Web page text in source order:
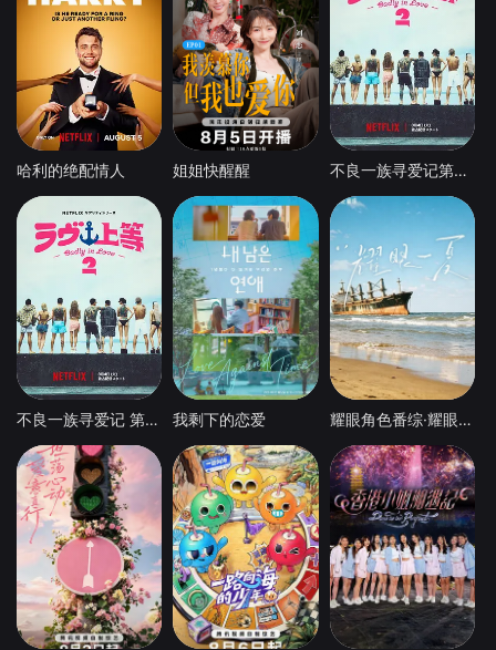
哈利的绝配情人 姐姐快醒醒 不良一族寻爱记第二季
不良一族寻爱记 第二季 我剩下的恋爱 耀眼角色番综·耀眼一夏